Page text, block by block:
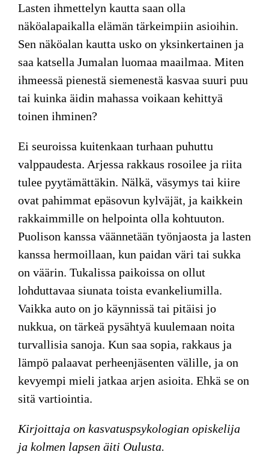
Lasten ihmettelyn kautta saan olla
näköalapaikalla elämän tärkeimpiin asioihin.
Sen näköalan kautta usko on yksinkertainen ja
saa katsella Jumalan luomaa maailmaa. Miten
ihmeessä pienestä siemenestä kasvaa suuri puu
tai kuinka äidin mahassa voikaan kehittyä
toinen ihminen?
Ei seuroissa kuitenkaan turhaan puhuttu
valppaudesta. Arjessa rakkaus rosoilee ja riita
tulee pyytämättäkin. Nälkä, väsymys tai kiire
ovat pahimmat epäsovun kylväjät, ja kaikkein
rakkaimmille on helpointa olla kohtuuton.
Puolison kanssa väännetään työnjaosta ja lasten
kanssa hermoillaan, kun paidan väri tai sukka
on väärin. Tukalissa paikoissa on ollut
lohduttavaa siunata toista evankeliumilla.
Vaikka auto on jo käynnissä tai pitäisi jo
nukkua, on tärkeä pysähtyä kuulemaan noita
turvallisia sanoja. Kun saa sopia, rakkaus ja
lämpö palaavat perheenjäsenten välille, ja on
kevyempi mieli jatkaa arjen asioita. Ehkä se on
sitä vartiointia.
Kirjoittaja on kasvatuspsykologian opiskelija
ja kolmen lapsen äiti Oulusta.